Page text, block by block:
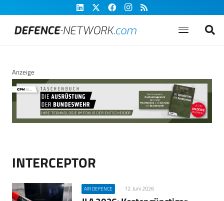
Anzeige
INTERCEPTOR
AIR DEFENCE 12. Juni 2026